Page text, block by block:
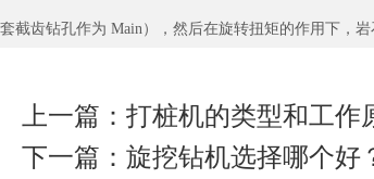
套截齿钻孔作为 Main），然后在旋转扭矩的作用下，岩
上一篇： 打桩机的类型和工作
下一篇： 旋挖钻机选择哪个好